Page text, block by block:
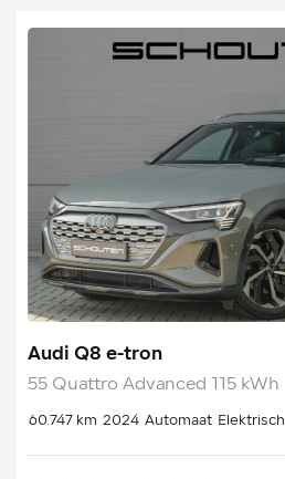
Audi Q8 e-tron
55 Quattro Advanced 115 kWh
60.747 km 2024 Automaat Elektrisch